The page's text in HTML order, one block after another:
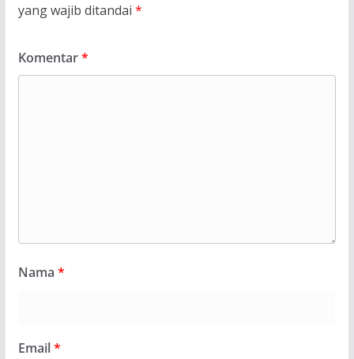
yang wajib ditandai *
Komentar*
Nama *
Email*